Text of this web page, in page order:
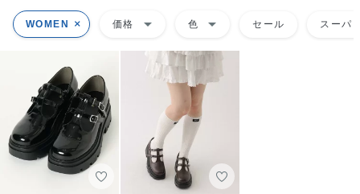
WOMEN 価格 arrow_drop_down 色 arrow_drop_down セール スーパ